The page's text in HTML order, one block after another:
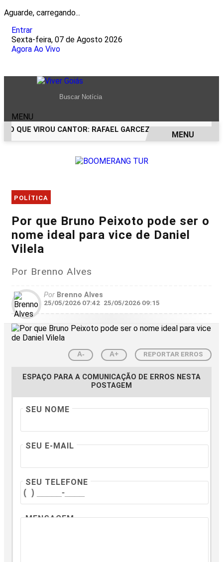
Aguarde, carregando...
Entrar
Sexta-feira, 07 de Agosto 2026
Agora Ao Vivo
MENU
QUE VIROU CANTOR: RAFAEL GARCEZ CELEBRA 24 ANOS
MENU
POLÍTICA
Por que Bruno Peixoto pode ser o
nome ideal para vice de Daniel
Vilela
Por Brenno Alves
Por Brenno Alves
25/05/2026 07:42 25/05/2026 09:15
A- A+ REPORTAR ERROS
ESPAÇO PARA A COMUNICAÇÃO DE ERROS NESTA
POSTAGEM
SEU NOME
SEU E-MAIL
SEU TELEFONE
MENSAGEM